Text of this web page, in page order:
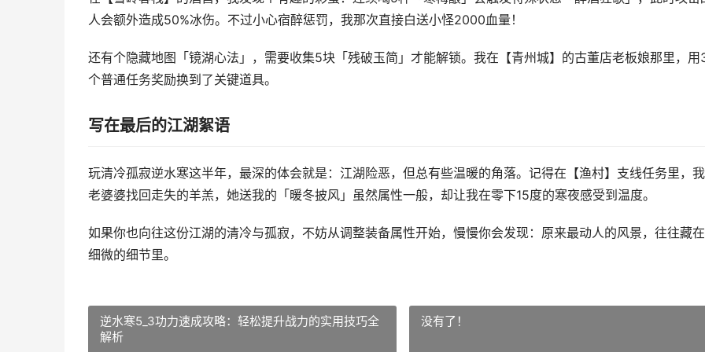
人会额外造成50%冰伤。不过小心宿醉惩罚，我那次直接白送小怪2000血量！
还有个隐藏地图「镜湖心法」，需要收集5块「残破玉简」才能解锁。我在【青州城】的古董店老板娘那里，用
个普通任务奖励换到了关键道具。
写在最后的江湖絮语
玩清冷孤寂逆水寒这半年，最深的体会就是：江湖险恶，但总有些温暖的角落。记得在【渔村】支线任务里，
老婆婆找回走失的羊羔，她送我的「暖冬披风」虽然属性一般，却让我在零下15度的寒夜感受到温度。
如果你也向往这份江湖的清冷与孤寂，不妨从调整装备属性开始，慢慢你会发现：原来最动人的风景，往往藏
细微的细节里。
逆水寒5_3功力速成攻略：轻松提升战力的实用技巧全
解析
没有了！